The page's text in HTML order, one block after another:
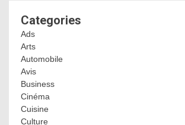
Categories
Ads
Arts
Automobile
Avis
Business
Cinéma
Cuisine
Culture